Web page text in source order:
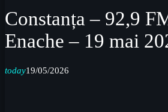
Constanța – 92,9
Enache – 19 mai
today19/05/2026